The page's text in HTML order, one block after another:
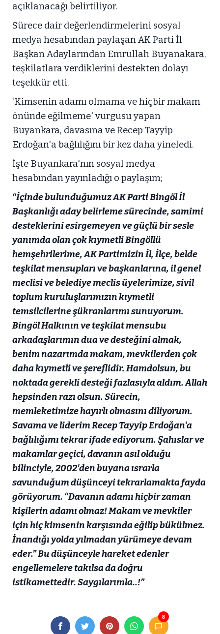
açıklanacağı belirtiliyor.
Sürece dair değerlendirmelerini sosyal
medya hesabından paylaşan AK Parti İl
Başkan Adaylarından Emrullah Buyanakara,
teşkilatlara verdiklerini destekten dolayı
teşekkür etti.
‘Kimsenin adamı olmama ve hiçbir makam
önünde eğilmeme' vurgusu yapan
Buyankara, davasına ve Recep Tayyip
Erdoğan'a bağlılığını bir kez daha yineledi.
İşte Buyankara'nın sosyal medya
hesabından yayınladığı o paylaşım;
“İçinde bulunduğumuz AK Parti Bingöl İl
Başkanlığı aday belirleme sürecinde, samimi
desteklerini esirgemeyen ve güçlü bir sesle
yanımda olan çok kıymetli Bingöllü
hemşehrilerime, AK Partimizin İl, İlçe, belde
teşkilat mensupları ve başkanlarına, il genel
meclisi ve belediye meclis üyelerimize, sivil
toplum kuruluşlarımızın kıymetli
temsilcilerine şükranlarımı sunuyorum.
Bingöl Halkının ve teşkilat mensubu
arkadaşlarımın dua ve desteğini almak,
benim nazarımda makam, mevkilerden çok
daha kıymetli ve şereflidir. Hamdolsun, bu
noktada gerekli desteği fazlasıyla aldım. Allah
hepsinden razı olsun. Sürecin,
memleketimize hayırlı olmasını diliyorum.
Savama ve liderim Recep Tayyip Erdoğan'a
bağlılığımı tekrar ifade ediyorum. Şahıslar ve
makamlar geçici, davanın asıl olduğu
bilinciyle, 2002'den buyana ısrarla
savunduğum düşünceyi tekrarlamakta fayda
görüyorum. “Davanın adamı hiçbir zaman
kişilerin adamı olmaz! Makam ve mevkiler
için hiç kimsenin karşısında eğilip bükülmez.
İnandığı yolda yılmadan yürümeye devam
eder.” Bu düşünceyle hareket edenler
engellemelere takılsa da doğru
istikamettedir. Saygılarımla..!”
8